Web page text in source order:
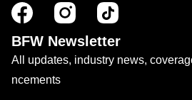
BFW Newsletter
All updates, industry news,
ncements